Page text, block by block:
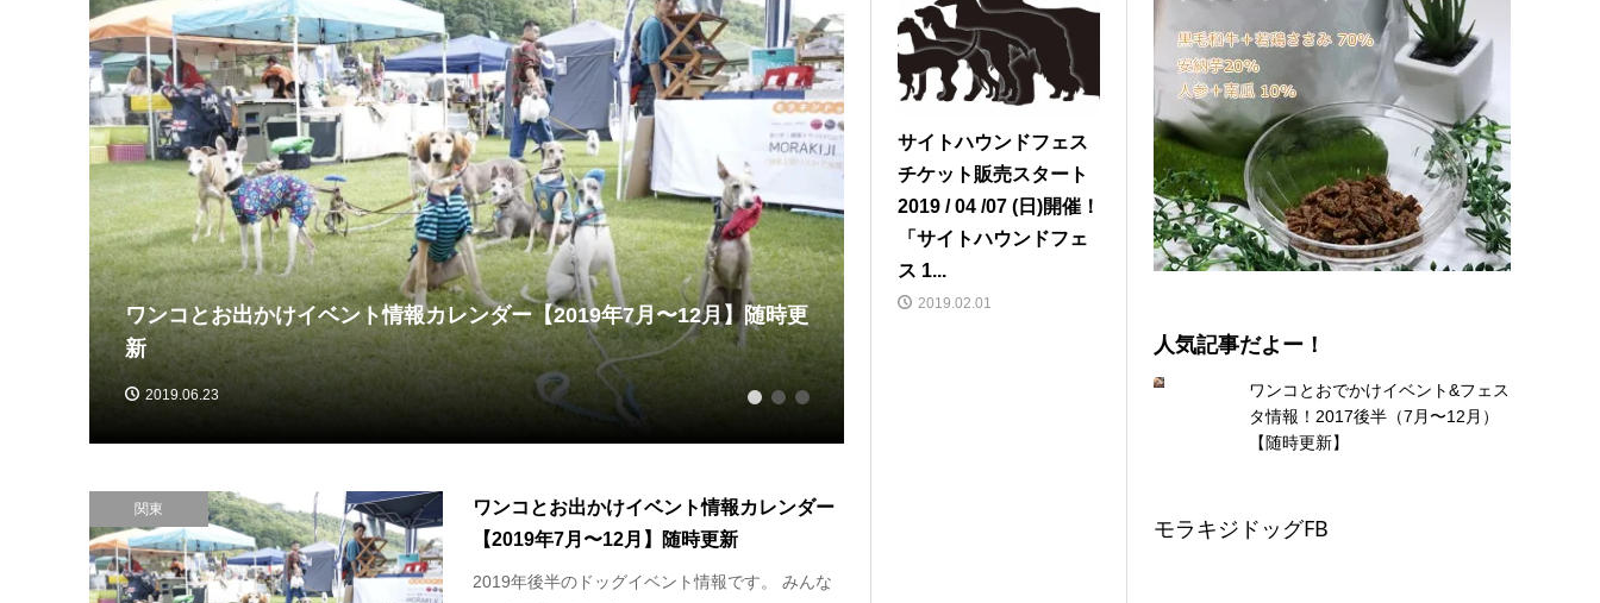
ワンコとお出かけイベント情報カレンダー【2019年7月〜12月】随時更
新
2019.06.23
サイトハウンド一色になった「サイトハウンドフェス10G 2019」@横
1 2 3
関東
ワンコとお出かけイベント情報カレンダー
【2019年7月〜12月】随時更新
2019年後半のドッグイベント情報です。 みんな
サイトハウンドフェス
チケット販売スタート
2019 / 04 /07 (日)開催！
「サイトハウンドフェ
ス 1...
2019.02.01
人気記事だよー！
ワンコとおでかけイベント&フェス
タ情報！2017後半（7月〜12月）
【随時更新】
モラキジドッグFB